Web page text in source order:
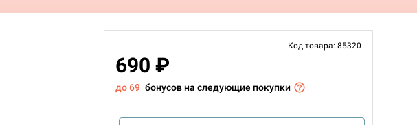
Код товара: 85320
690 ₽
до 69 бонусов на следующие покупки